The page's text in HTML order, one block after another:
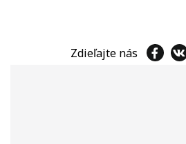
Zdieľajte nás